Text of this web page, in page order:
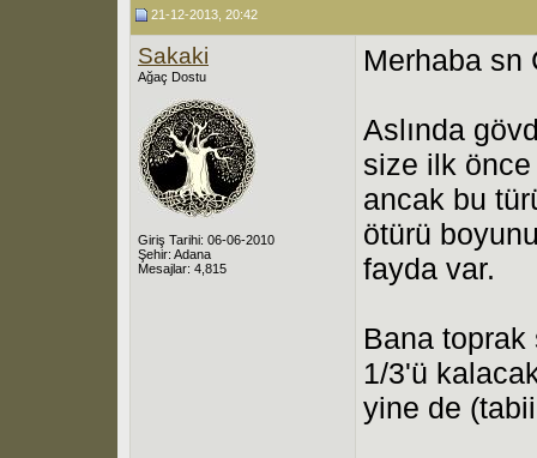
21-12-2013, 20:42
Sakaki
Ağaç Dostu
Giriş Tarihi: 06-06-2010
Şehir: Adana
Mesajlar: 4,815
Merhaba sn
Aslında
size ilk önce
ancak bu
ötürü
fayda var.
Bana
1/3'ü
yine de